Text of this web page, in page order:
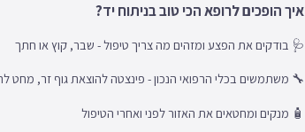
איך הופכים לרופא הכי טוב בניתוח יד?
🩺 בודקים את הפצע ומזהים מה צריך טיפול - שבר, קוץ או חתך
🔧 משתמשים בכלי הרפואי הנכון - פינצטה להוצאת גוף זר, מחט
🧴 מנקים ומחטאים את האזור לפני ואחרי הטיפול